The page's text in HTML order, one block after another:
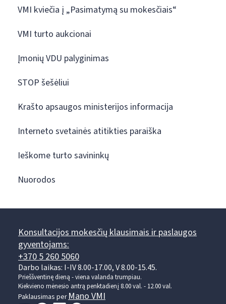
VMI kviečia į „Pasimatymą su mokesčiais“
VMI turto aukcionai
Įmonių VDU palyginimas
STOP šešėliui
Krašto apsaugos ministerijos informacija
Interneto svetainės atitikties paraiška
Ieškome turto savininkų
Nuorodos
Konsultacijos mokesčių klausimais ir paslaugos
gyventojams:
+370 5 260 5060
Darbo laikas: I-IV 8.00-17.00, V 8.00-15.45.
Prieššventinę dieną - viena valanda trumpiau.
Kiekvieno mėnesio antrą penktadienį 8.00 val. - 12.00 val.
Paklausimas per Mano VMI